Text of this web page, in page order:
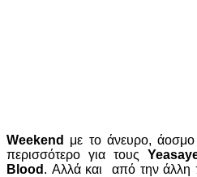
Weekend
με το άνευρο,
περισσότερο για τους
Blood . Αλλά και από την άλλη